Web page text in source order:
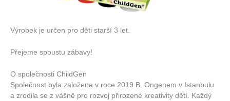
Výrobek je určen pro děti starší 3 let.
Přejeme spoustu zábavy!
O společnosti ChildGen
Společnost byla založena v roce 2019 B. Ongenem v Istanbulu
a zrodila se z vášně pro rozvoj přirozené kreativity dětí. Každý